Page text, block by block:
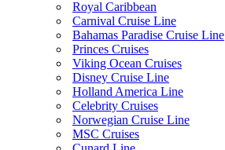
Royal Caribbean
Carnival Cruise Line
Bahamas Paradise Cruise Line
Princes Cruises
Viking Ocean Cruises
Disney Cruise Line
Holland America Line
Celebrity Cruises
Norwegian Cruise Line
MSC Cruises